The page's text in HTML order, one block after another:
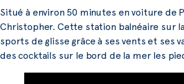
Situé à environ 50 minutes en voiture de
Christopher. Cette station balnéaire sur
sports de glisse grâce à ses vents et ses
des cocktails sur le bord de la mer les